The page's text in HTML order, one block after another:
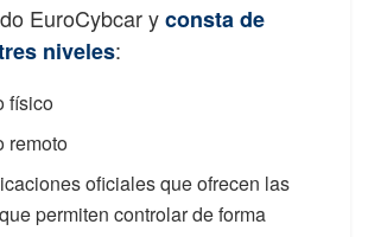
EuroCybcar yconsta de
niveles:
físico
remoto
oficiales que ofrecen las
permiten controlar de forma